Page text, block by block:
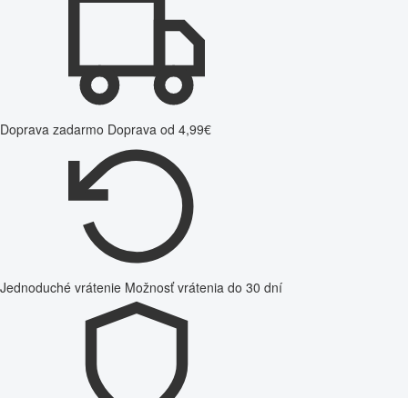
Doprava zadarmo Doprava od 4,99€
Jednoduché vrátenie Možnosť vrátenia do 30 dní